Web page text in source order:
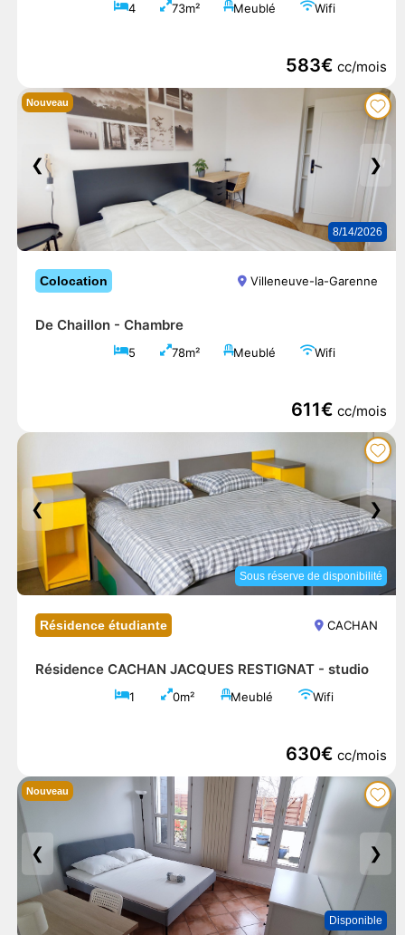
4 73m² Meublé Wifi
583€ cc/mois
❮ ❯
8/14/2026
Nouveau
Colocation Villeneuve-la-Garenne
De Chaillon - Chambre
5 78m² Meublé Wifi
611€ cc/mois
❮ ❯
Sous réserve de disponibilité
Résidence étudiante CACHAN
Résidence CACHAN JACQUES RESTIGNAT - studio
1 0m² Meublé Wifi
630€ cc/mois
❮ ❯
Disponible
Nouveau